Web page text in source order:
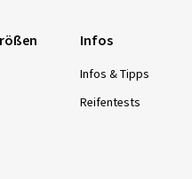
Infos
Infos & Tipps
Reifentests